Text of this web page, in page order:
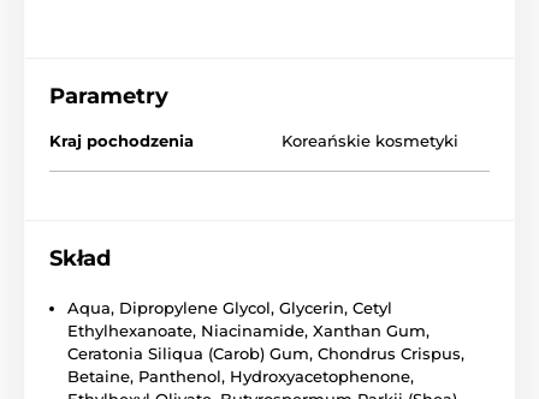
Parametry
Kraj pochodzenia Koreańskie kosmetyki
Skład
Aqua, Dipropylene Glycol, Glycerin, Cetyl
Ethylhexanoate, Niacinamide, Xanthan Gum,
Ceratonia Siliqua (Carob) Gum, Chondrus Crispus,
Betaine, Panthenol, Hydroxyacetophenone,